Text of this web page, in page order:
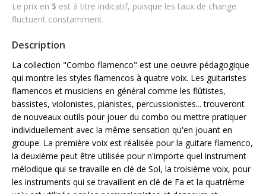
Le prix en $ est à titre indicatif, puisque les taux de change
fluctuent constamment.
Description
La collection "Combo flamenco" est une oeuvre pédagogique
qui montre les styles flamencos à quatre voix. Les guitaristes
flamencos et musiciens en général comme les flûtistes,
bassistes, violonistes, pianistes, percussionistes... trouveront
de nouveaux outils pour jouer du combo ou mettre pratiquer
individuellement avec la même sensation qu'en jouant en
groupe. La première voix est réalisée pour la guitare flamenco,
la deuxième peut être utilisée pour n'importe quel instrument
mélodique qui se travaille en clé de Sol, la troisième voix, pour
les instruments qui se travaillent en clé de Fa et la quatrième